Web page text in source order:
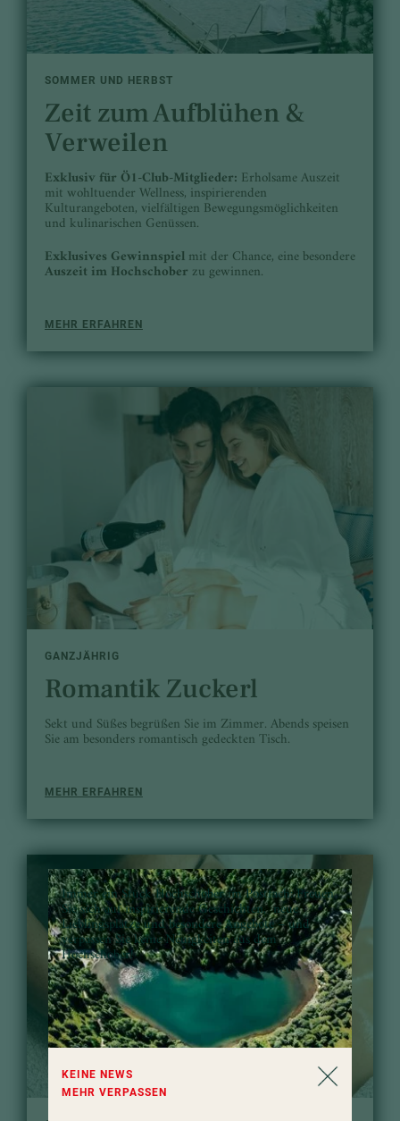
Immer ein Stück Hochschober im Postfach: Freuen
Sie sich auf inspirierende Geschichten, neue
Lieblingsplätze und besondere Angebote – und
verpassen Sie keine Neuigkeiten aus dem
Hochschober!
KEINE NEWS
MEHR VERPASSEN
SOMMER UND HERBST
Zeit zum Aufblühen &
Verweilen
Exklusiv für Ö1-Club-Mitglieder: Erholsame Auszeit
mit wohltuender Wellness, inspirierenden
Kulturangeboten, vielfältigen Bewegungsmöglichkeiten
und kulinarischen Genüssen.
Exklusives Gewinnspielmit der Chance, eine besondere
Auszeit im Hochschober zu gewinnen.
MEHR ERFAHREN
GANZJÄHRIG
Romantik Zuckerl
Sekt und Süßes begrüßen Sie im Zimmer. Abends speisen
Sie am besonders romantisch gedeckten Tisch.
MEHR ERFAHREN